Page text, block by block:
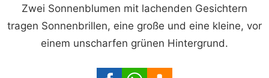
Zwei Sonnenblumen mit lachenden Gesichtern
tragen Sonnenbrillen, eine große und eine kleine, vor
einem unscharfen grünen Hintergrund.